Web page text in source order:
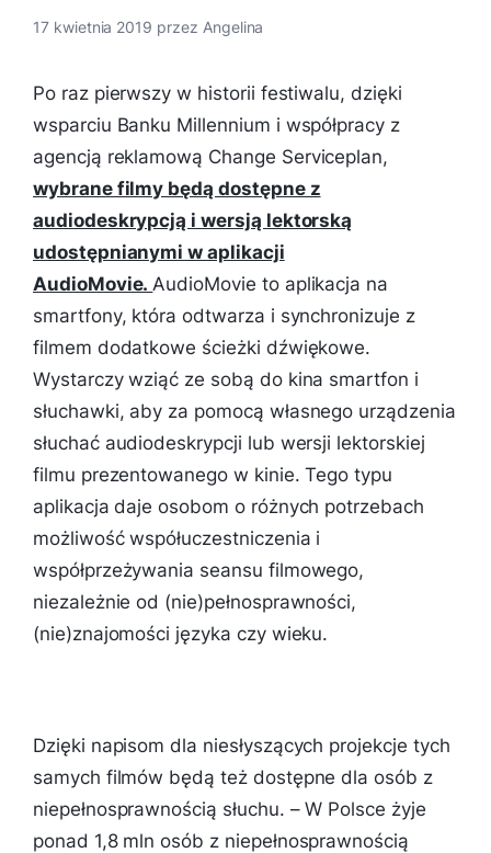
17 kwietnia 2019 przez Angelina
Po raz pierwszy w historii festiwalu, dzięki
wsparciu Banku Millennium i współpracy z
agencją reklamową Change Serviceplan,
wybrane filmy będą dostępne z
audiodeskrypcją i wersją lektorską
udostępnianymi w aplikacji
AudioMovie. AudioMovie to aplikacja na
smartfony, która odtwarza i synchronizuje z
filmem dodatkowe ścieżki dźwiękowe.
Wystarczy wziąć ze sobą do kina smartfon i
słuchawki, aby za pomocą własnego urządzenia
słuchać audiodeskrypcji lub wersji lektorskiej
filmu prezentowanego w kinie. Tego typu
aplikacja daje osobom o różnych potrzebach
możliwość współuczestniczenia i
współprzeżywania seansu filmowego,
niezależnie od (nie)pełnosprawności,
(nie)znajomości języka czy wieku.
Dzięki napisom dla niesłyszących projekcje tych
samych filmów będą też dostępne dla osób z
niepełnosprawnością słuchu. –W Polsce żyje
ponad 1,8 mln osób z niepełnosprawnością